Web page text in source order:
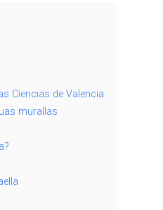
Ciencias de Valencia
murallas